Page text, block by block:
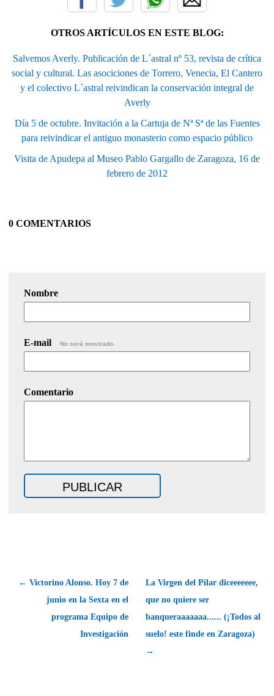
OTROS ARTÍCULOS EN ESTE BLOG:
Salvemos Averly. Publicación de L´astral nº 53, revista de crítica
social y cultural. Las asociciones de Torrero, Venecia, El Cantero
y el colectivo L´astral reivindican la conservación integral de
Averly
Día 5 de octubre. Invitación a la Cartuja de Nª Sª de las Fuentes
para reivindicar el antiguo monasterio como espacio público
Visita de Apudepa al Museo Pablo Gargallo de Zaragoza, 16 de
febrero de 2012
0 COMENTARIOS
Nombre
E-mail No será mostrado.
Comentario
← Victorino Alonso. Hoy 7 de
junio en la Sexta en el
programa Equipo de
Investigación
La Virgen del Pilar diceeeeeee,
que no quiere ser
banqueraaaaaaa...... (¡Todos al
suelo! este finde en Zaragoza)
→